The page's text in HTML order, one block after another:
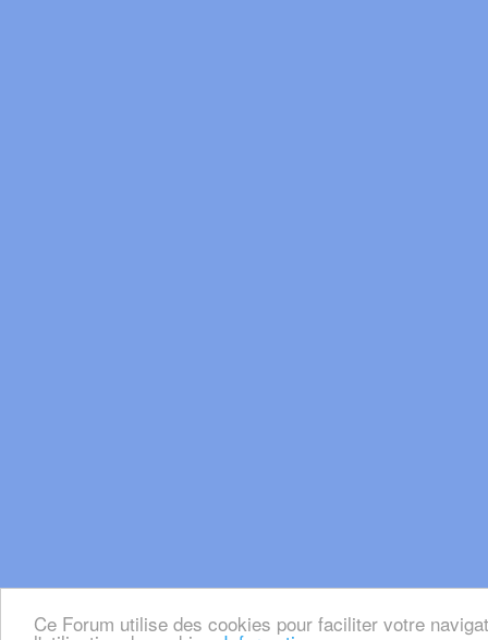
Ce Forum utilise des cookies pour faciliter votre